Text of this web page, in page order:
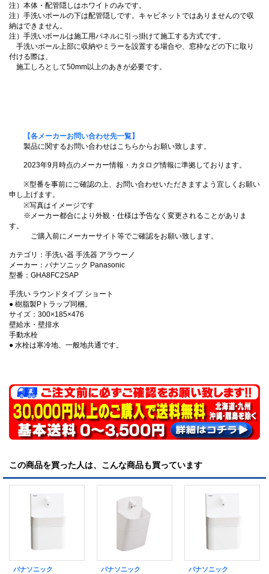
注）本体・配管隠しはホワイトのみです。
注）手洗いボールの下は配管隠しです。キャビネットではありませんので収
納はできません。
注）手洗いボールは施工用パネルに引っ掛けて施工する方式です。
手洗いボール上部に収納やミラーを設置する場合や、窓枠などの下に取り
付ける際は、
施工しろとして50mm以上のあきが必要です。
【各メーカーお問い合わせ先一覧】
製品に関するお問い合わせはこちらからお願い致します。
2023年9月時点のメーカー情報・カタログ情報に準拠しております。
※型番を事前にご確認の上、お問い合わせいただきますよう宜しくお願い
申し上げます。
※写真はイメージです
※メーカー都合により外観・仕様は予告なく変更されることがありま
す。
ご購入前にメーカーサイト等でご確認をお願い致します。
カテゴリ：手洗い器 手洗器 アラウーノ
メーカー：パナソニック Panasonic
型番：GHA8FC2SAP
手洗い ラウンドタイプ ショート
● 樹脂製Pトラップ同梱。
サイズ：300×185×476
壁給水・壁排水
手動水栓
● 水栓は寒冷地、一般地共通です。
この商品を買った人は、こんな商品も買っています
パナソニック パナソニック パナソニック